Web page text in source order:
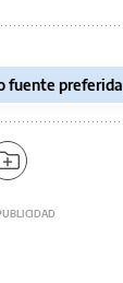
fuente preferida